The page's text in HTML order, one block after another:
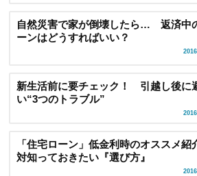
自然災害で家が倒壊したら… 返済中
ーンはどうすればいい？
新生活前に要チェック！ 引越し後に
い“3つのトラブル”
「住宅ローン」低金利時のオススメ
対知っておきたい『選び方』